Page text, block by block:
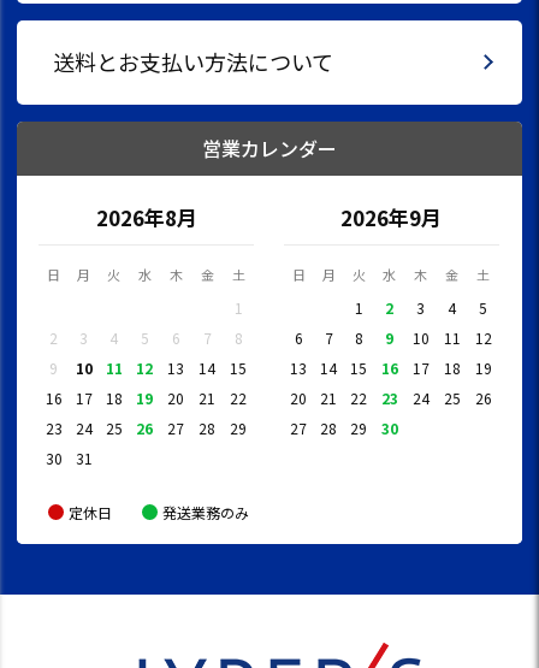
送料とお支払い方法について
営業カレンダー
2026年8月
日 月 火 水 木 金 土
1
2
3 4 5 6 7
8
9
10 11 12 13 14
15
16
17 18 19 20 21
22
23
24 25 26 27 28
29
30
31
2026年9月
日 月 火 水 木 金 土
1 2 3 4
5
6
7 8 9 10 11
12
13
14 15 16 17 18
19
20
21 22 23 24 25
26
27
28 29 30
定休日 発送業務のみ